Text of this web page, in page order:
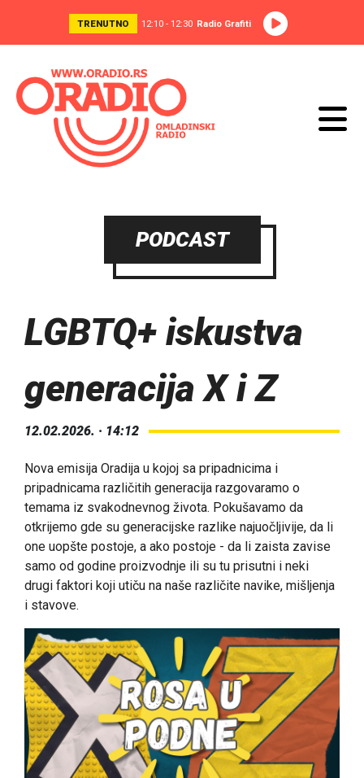
TRENUTNO 12:10 - 12:30 Radio Grafiti
PODCAST
LGBTQ+ iskustva
generacija X i Z
12.02.2026. · 14:12
Nova emisija Oradija u kojoj sa pripadnicima i
pripadnicama različitih generacija razgovaramo o
temama iz svakodnevnog života. Pokušavamo da
otkrijemo gde su generacijske razlike najuočljivije, da li
one uopšte postoje, a ako postoje - da li zaista zavise
samo od godine proizvodnje ili su tu prisutni i neki
drugi faktori koji utiču na naše različite navike, mišljenja
i stavove.